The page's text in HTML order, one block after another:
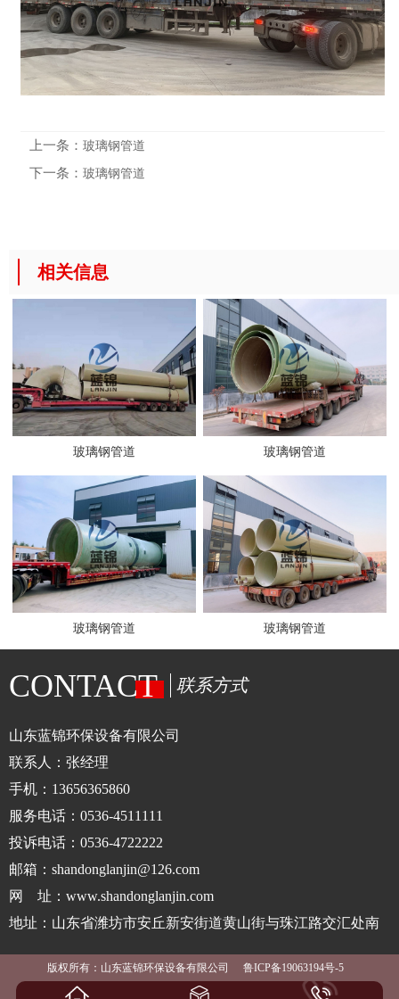
上一条：玻璃钢管道
下一条：玻璃钢管道
相关信息
玻璃钢管道 玻璃钢管道
玻璃钢管道 玻璃钢管道
CONTACT 联系方式
山东蓝锦环保设备有限公司
联系人：张经理
手机：13656365860
服务电话：0536-4511111
投诉电话：0536-4722222
邮箱：shandonglanjin@126.com
网 址：www.shandonglanjin.com
地址：山东省潍坊市安丘新安街道黄山街与珠江路交汇处南
版权所有：山东蓝锦环保设备有限公司 鲁ICP备19063194号-5